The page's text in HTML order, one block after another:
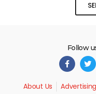
Follow
About Us Advertising